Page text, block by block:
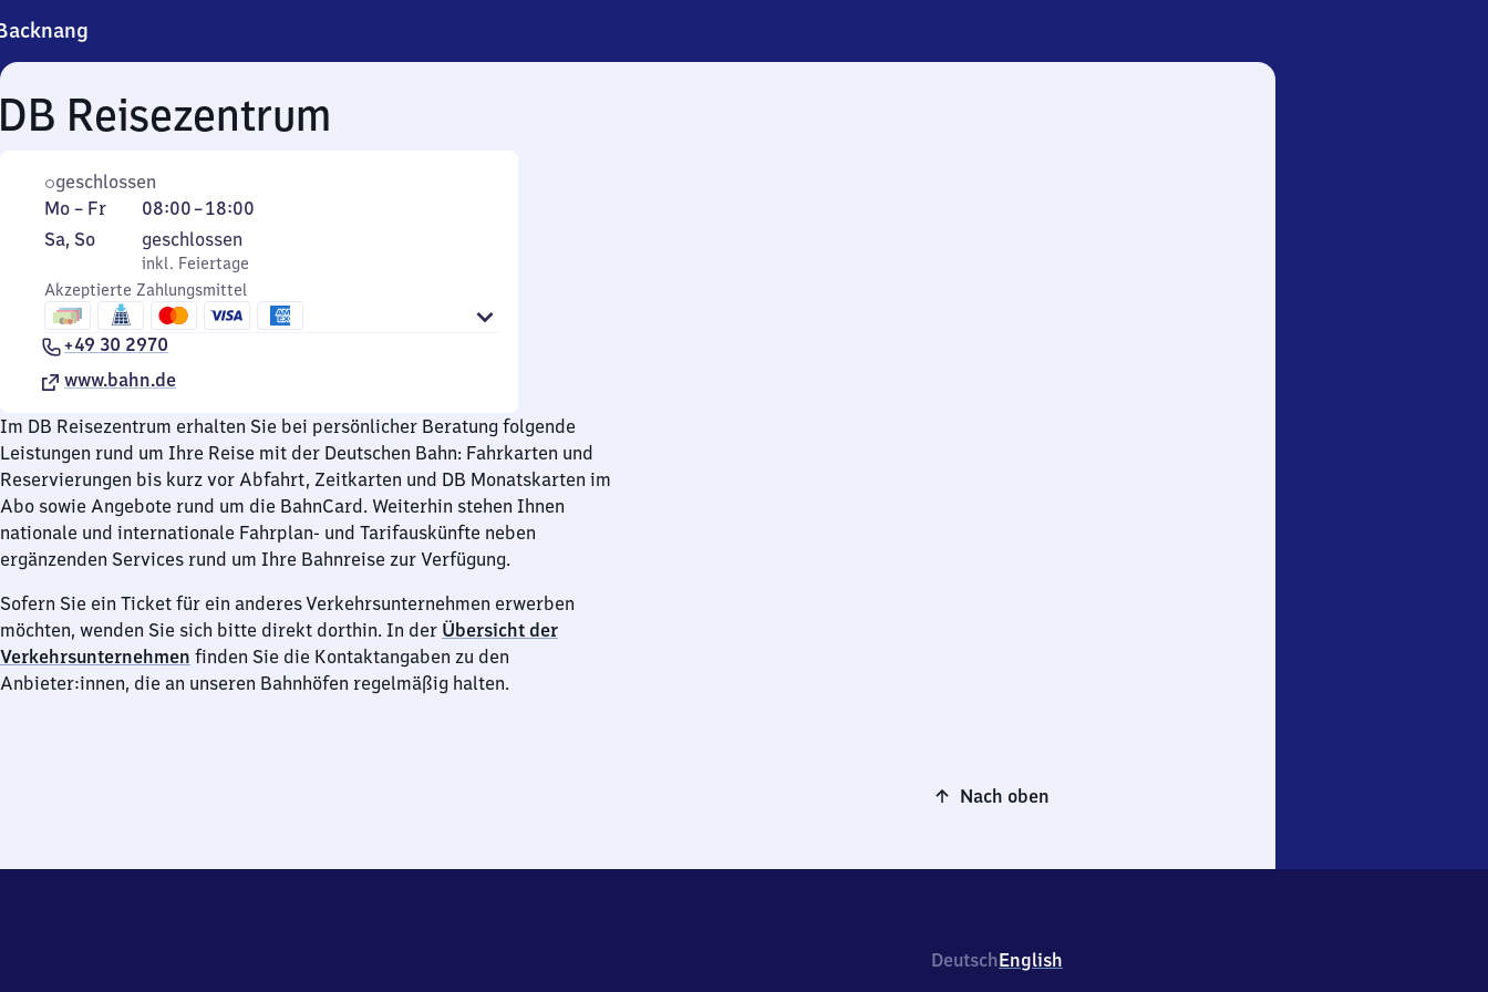
Reisezentrum
geschlossen
Montag
bis
Mo – Fr 08:00–18:00
Von
8
Uhr
bis
18
Uhr
Samstag
Sonntag
Sa, So,
inkl. Feiertage
geschlossen
inkl. Feiertage
Akzeptierte Zahlungsmittel
+49 30 2970
www.bahn.de
Im DB Reisezentrum erhalten Sie bei persönlicher Beratung folgende
Leistungen rund um Ihre Reise mit der Deutschen Bahn: Fahrkarten und
Reservierungen bis kurz vor Abfahrt, Zeitkarten und DB Monatskarten im
Abo sowie Angebote rund um die BahnCard. Weiterhin stehen Ihnen
nationale und internationale Fahrplan- und Tarifauskünfte neben
ergänzenden Services rund um Ihre Bahnreise zur Verfügung.
Sofern Sie ein Ticket für ein anderes Verkehrsunternehmen erwerben
möchten, wenden Sie sich bitte direkt dorthin. In der Übersicht der
Verkehrsunternehmen finden Sie die Kontaktangaben zu den
Anbieter:innen, die an unseren Bahnhöfen regelmäßig halten.
Nach oben
DeutschEnglish